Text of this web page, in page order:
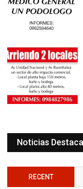
Noticias
RECENT